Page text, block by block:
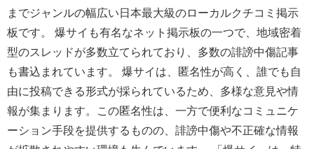
までジャンルの幅広い 日本最大級のローカルクチコミ掲示
板です。
爆サイも有名なネット掲示板の一つで、地域密着
型のスレッドが多数立てられており、多数の誹謗中傷記事
も書込まれています。 爆サイは、匿名性が高く、誰でも自
由に投稿できる形式が採られているため、多様な意見や情
報が集まります。この匿名性は、一方で便利なコミュニケ
ーション手段を提供するものの、誹謗中傷や不正確な情報